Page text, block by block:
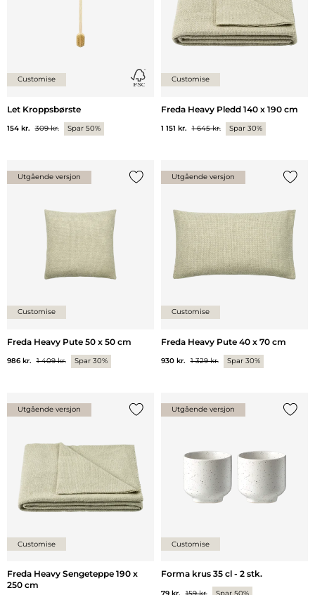
Customise
Let Kroppsbørste
154 kr. 309 kr. Spar 50%
Customise
Freda Heavy Pledd 140 x 190 cm
1 151 kr. 1 645 kr. Spar 30%
Utgående versjon
Customise
Freda Heavy Pute 50 x 50 cm
986 kr. 1 409 kr. Spar 30%
Utgående versjon
Customise
Freda Heavy Pute 40 x 70 cm
930 kr. 1 329 kr. Spar 30%
Utgående versjon
Customise
Freda Heavy Sengeteppe 190 x
250 cm
Utgående versjon
Customise
Forma krus 35 cl - 2 stk.
79 kr. 159 kr. Spar 50%